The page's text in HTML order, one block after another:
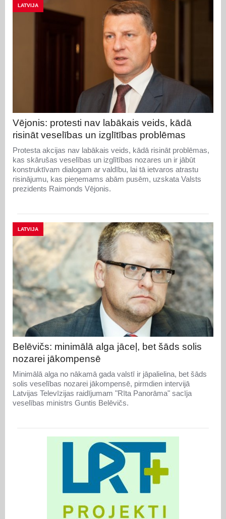
LATVIJA
Vējonis: protesti nav labākais veids, kādā
risināt veselības un izglītības problēmas
Protesta akcijas nav labākais veids, kādā risināt problēmas,
kas skārušas veselības un izglītības nozares un ir jābūt
konstruktīvam dialogam ar valdību, lai tā ietvaros atrastu
risinājumu, kas pieņemams abām pusēm, uzskata Valsts
prezidents Raimonds Vējonis.
LATVIJA
Belēvičs: minimālā alga jāceļ, bet šāds solis
nozarei jākompensē
Minimālā alga no nākamā gada valstī ir jāpalielina, bet šāds
solis veselības nozarei jākompensē, pirmdien intervijā
Latvijas Televīzijas raidījumam "Rīta Panorāma" sacīja
veselības ministrs Guntis Belēvičs.